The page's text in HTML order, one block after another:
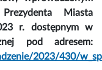
Miasta
r. dostępnym w
pod adresem:
2023/430/